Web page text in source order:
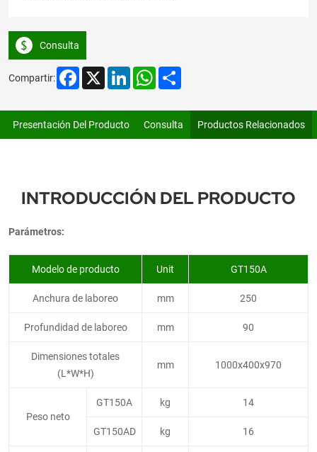
Consulta
Compartir: Facebook
X LinkedInWhatsApp
Presentación Del Producto Consulta Productos Relacionados
INTRODUCCIÓN DEL PRODUCTO
Parámetros:
Modelo de producto Unit GT150A
Anchura de laboreo mm 250
Profundidad de laboreo mm 90
Dimensiones totales
(L*W*H)
mm 1000x400x970
Peso neto
GT150A kg 14
GT150AD kg 16